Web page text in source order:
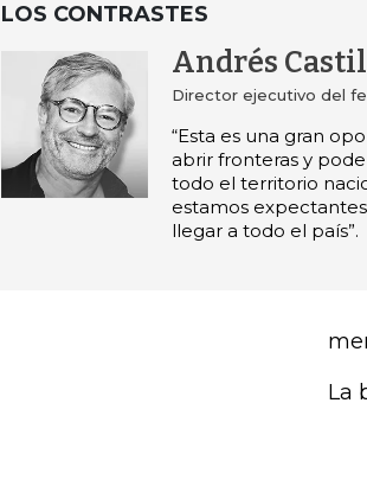
LOS CONTRASTES
Andrés
Director ejecutivo del
“Esta es una gran
abrir fronteras y
todo el territorio
estamos
llegar a todo el país”.
La